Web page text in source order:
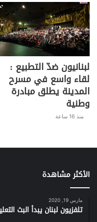
k
لبنانيون ضدّ التطبيع :
لقاء واسع في مسرح
المدينة يطلق مبادرة
وطنية
منذ 16 ساعة
الأكثر مشاهدة
مارس 19, 2020
تلفزيون لبنان يبدأ البث